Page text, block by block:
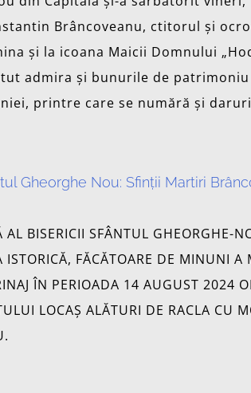
Brâncoveanu, ctitorul și
și la icoana Maicii Domnului
admira și bunurile de
printre care se numără și
Gheorghe Nou: Sfinții Martiri
BISERICII SFÂNTUL GHEORGHE-
ISTORICĂ, FĂCĂTOARE DE MINUNI
ÎN PERIOADA 14 AUGUST 2024
LOCAȘ ALĂTURI DE RACLA CU